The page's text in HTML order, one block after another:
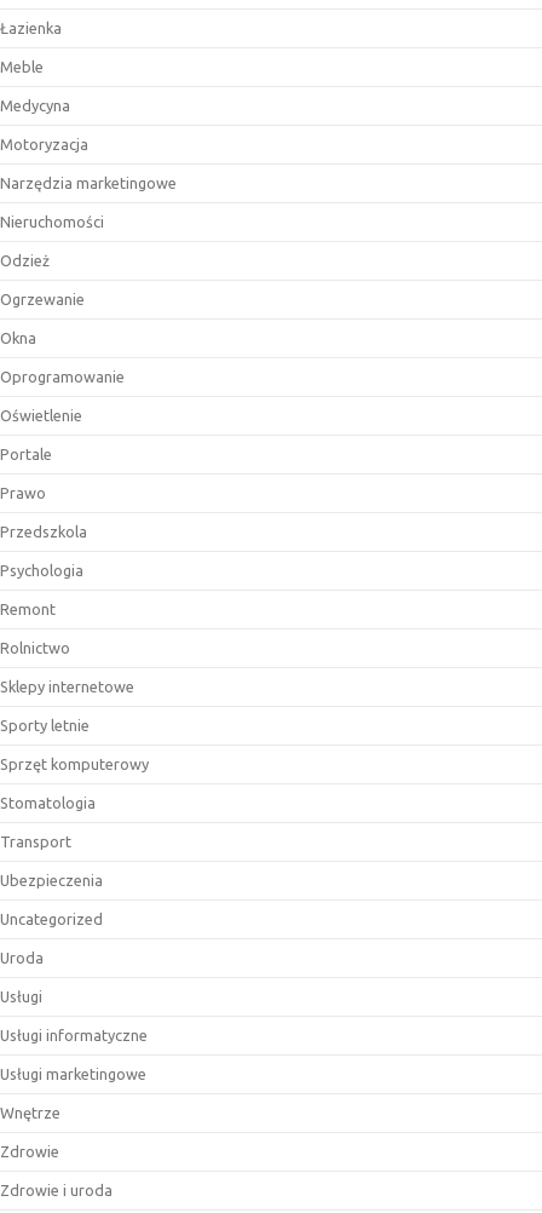
Łazienka
Meble
Medycyna
Motoryzacja
Narzędzia marketingowe
Nieruchomości
Odzież
Ogrzewanie
Okna
Oprogramowanie
Oświetlenie
Portale
Prawo
Przedszkola
Psychologia
Remont
Rolnictwo
Sklepy internetowe
Sporty letnie
Sprzęt komputerowy
Stomatologia
Transport
Ubezpieczenia
Uncategorized
Uroda
Usługi
Usługi informatyczne
Usługi marketingowe
Wnętrze
Zdrowie
Zdrowie i uroda